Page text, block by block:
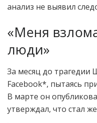
анализ не выявил
«Меня
люди»
За месяц до трагедии
Facebook*, пытаясь
В марте он
утверждал, что стал